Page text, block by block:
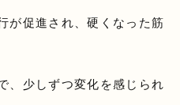
が促進され、硬くなった筋
、少しずつ変化を感じられ